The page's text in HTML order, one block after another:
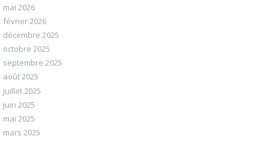
mai 2026
février 2026
décembre 2025
octobre 2025
septembre 2025
août 2025
juillet 2025
juin 2025
mai 2025
mars 2025